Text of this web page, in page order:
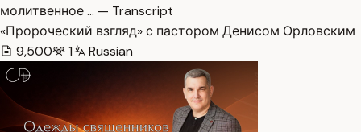
молитвенное … — Transcript
«Пророческий взгляд» с пастором Денисом Орловским
9,500
1 Russian